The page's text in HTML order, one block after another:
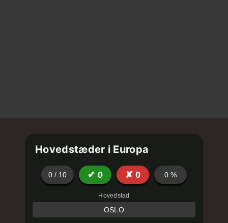
Hovedstæder i Europa
0 / 10 ✔ 0 ✘ 0 0 %
Hovedstad
OSLO